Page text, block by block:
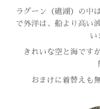
ラグーン（礁湖）の中
で外洋は、船より高い
い
きれいな空と海です
おまけに着替えも